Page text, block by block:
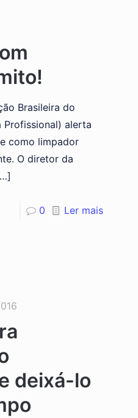
Brasileira do
Profissional) alerta
como limpador
O diretor da
0 Ler mais
deixá-lo